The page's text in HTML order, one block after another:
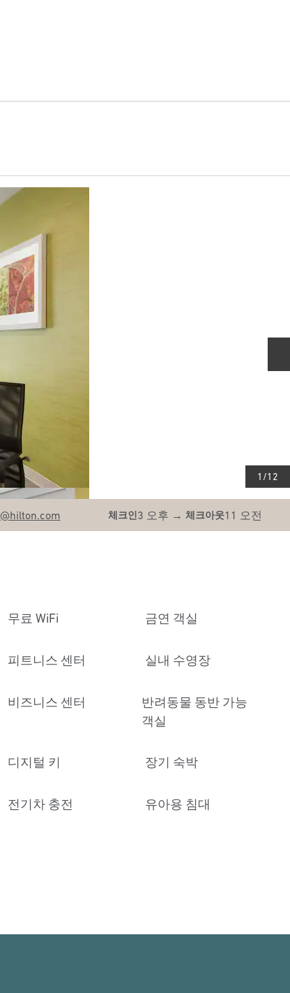
1 /12
@hilton.com 체크인3 오후 → 체크아웃11 오전
무료 WiFi 금연 객실
피트니스 센터 실내 수영장
비즈니스 센터
반려동물 동반 가능
객실
디지털 키 장기 숙박
전기차 충전 유아용 침대